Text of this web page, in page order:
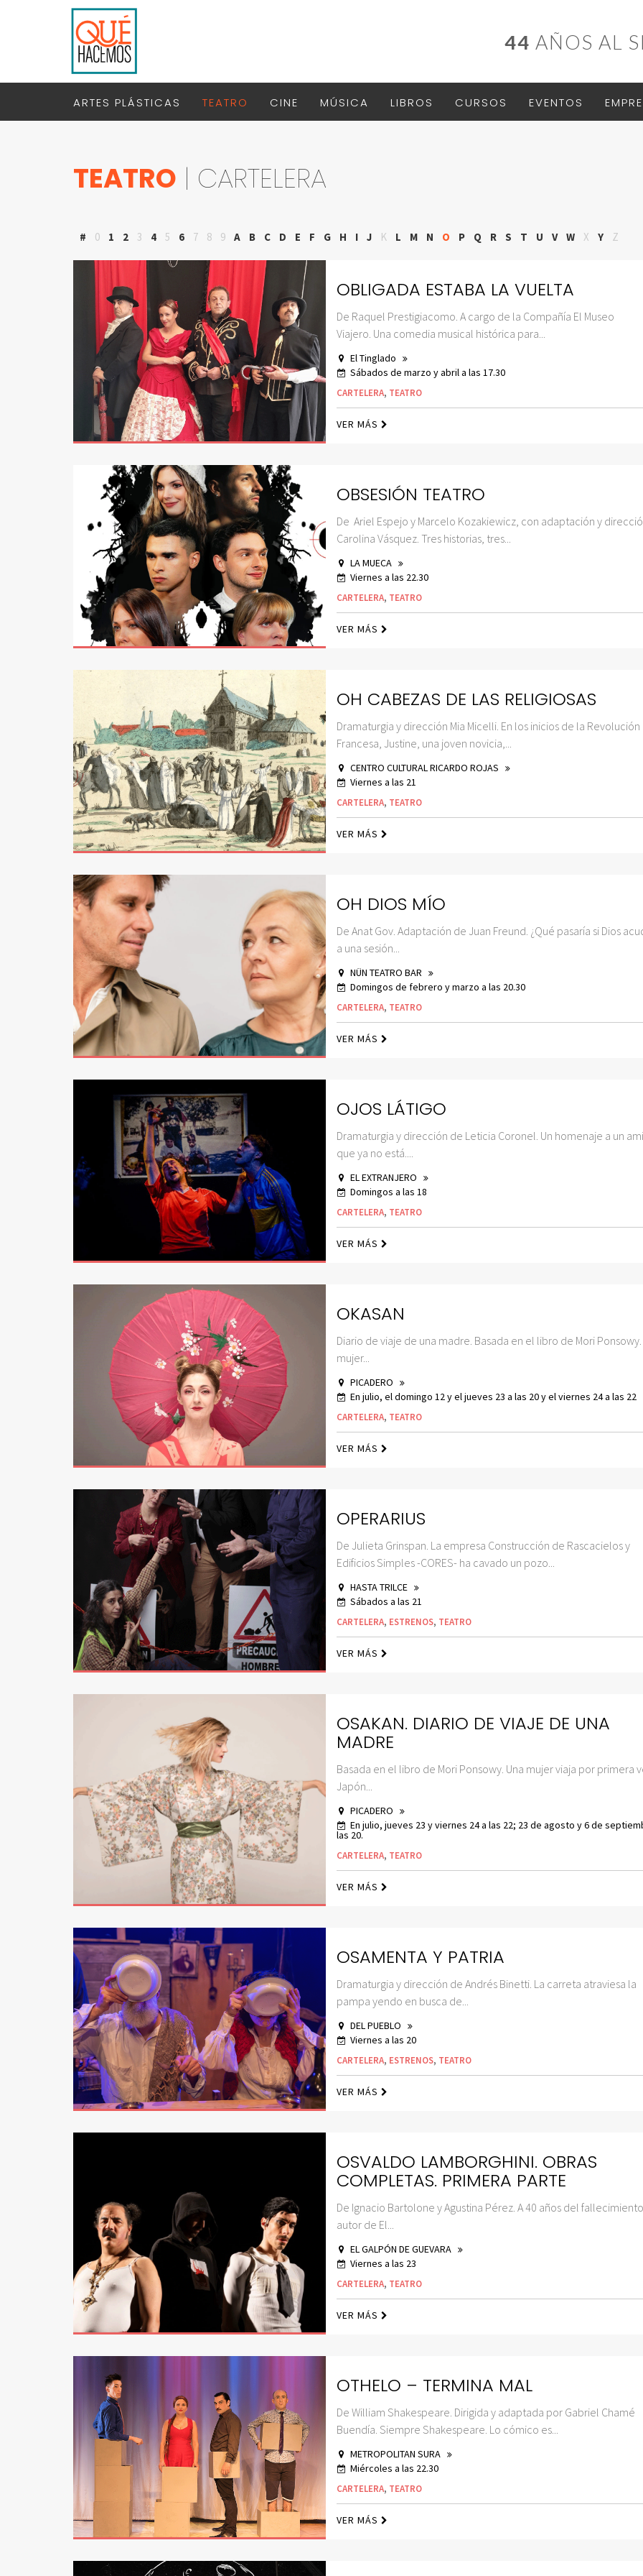
44 AÑOS AL
ARTES PLÁSTICAS TEATRO CINE MÚSICA LIBROS CURSOS EVENTOS
TEATRO | CARTELERA
# 0 1 2 3 4 5 6 7 8 9 A B C D E F G H I J K L M N O P Q R S T U V W X Y Z
OBLIGADA ESTABA LA VUELTA
De Raquel Prestigiacomo. A cargo de la Compañía El Museo
Viajero. Una comedia musical histórica para...
El Tinglado
Sábados de marzo y abril a las 17.30
CARTELERA, TEATRO
VER MÁS
OBSESIÓN TEATRO
De Ariel Espejo y Marcelo Kozakiewicz, con adaptación y
Carolina Vásquez. Tres historias, tres...
LA MUECA
Viernes a las 22.30
CARTELERA, TEATRO
VER MÁS
OH CABEZAS DE LAS RELIGIOSAS
Dramaturgia y dirección Mia Micelli. En los inicios de la Revolución
Francesa, Justine, una joven novicia,...
CENTRO CULTURAL RICARDO ROJAS
Viernes a las 21
CARTELERA, TEATRO
VER MÁS
OH DIOS MÍO
De Anat Gov. Adaptación de Juan Freund. ¿Qué pasaría si Dios
a una sesión...
NÜN TEATRO BAR
Domingos de febrero y marzo a las 20.30
CARTELERA, TEATRO
VER MÁS
OJOS LÁTIGO
Dramaturgia y dirección de Leticia Coronel. Un homenaje a un
que ya no está....
EL EXTRANJERO
Domingos a las 18
CARTELERA, TEATRO
VER MÁS
OKASAN
Diario de viaje de una madre. Basada en el libro de Mori Ponsowy.
mujer...
PICADERO
En julio, el domingo 12 y el jueves 23 a las 20 y el viernes 24 a las 22
CARTELERA, TEATRO
VER MÁS
OPERARIUS
De Julieta Grinspan. La empresa Construcción de Rascacielos y
Edificios Simples -CORES- ha cavado un pozo...
HASTA TRILCE
Sábados a las 21
CARTELERA, ESTRENOS, TEATRO
VER MÁS
OSAKAN. DIARIO DE VIAJE DE UNA
MADRE
Basada en el libro de Mori Ponsowy. Una mujer viaja por primera
Japón...
PICADERO
En julio, jueves 23 y viernes 24 a las 22; 23 de agosto y 6 de
las 20.
CARTELERA, TEATRO
VER MÁS
OSAMENTA Y PATRIA
Dramaturgia y dirección de Andrés Binetti. La carreta atraviesa la
pampa yendo en busca de...
DEL PUEBLO
Viernes a las 20
CARTELERA, ESTRENOS, TEATRO
VER MÁS
OSVALDO LAMBORGHINI. OBRAS
COMPLETAS. PRIMERA PARTE
De Ignacio Bartolone y Agustina Pérez. A 40 años del
autor de El...
EL GALPÓN DE GUEVARA
Viernes a las 23
CARTELERA, TEATRO
VER MÁS
OTHELO – TERMINA MAL
De William Shakespeare. Dirigida y adaptada por Gabriel Chamé
Buendía. Siempre Shakespeare. Lo cómico es...
METROPOLITAN SURA
Miércoles a las 22.30
CARTELERA, TEATRO
VER MÁS